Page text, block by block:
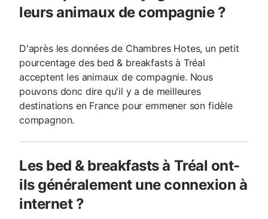
leurs animaux de compagnie ?
D'après les données de Chambres Hotes, un petit
pourcentage des bed & breakfasts à Tréal
acceptent les animaux de compagnie. Nous
pouvons donc dire qu'il y a de meilleures
destinations en France pour emmener son fidèle
compagnon.
Les bed & breakfasts à Tréal ont-
ils généralement une connexion à
internet ?